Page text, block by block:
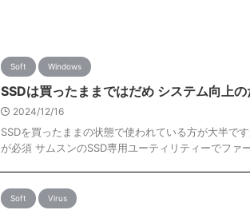
Soft Windows
SSDは買ったままではだめ システム向上
2024/12/16
SSDを買ったままの状態で使われている方が大半で
が必須 サムスンのSSD専用ユーティリティーでファ
Soft Virus